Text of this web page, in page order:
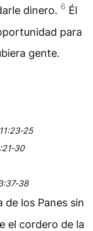
dinero. 6 Él
para
gente.
de los Panes sin
el cordero de la